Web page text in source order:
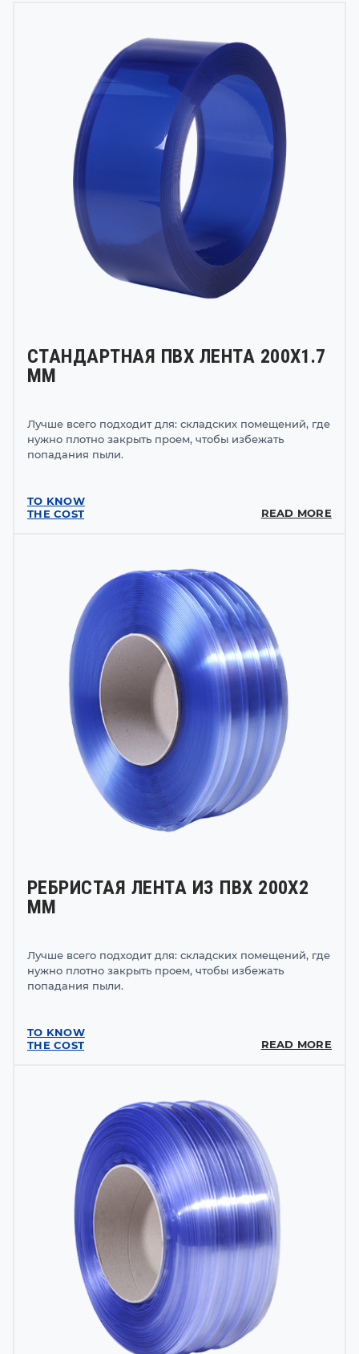
СТАНДАРТНАЯ ПВХ ЛЕНТА 200Х1.7
ММ
Лучше всего подходит для: складских помещений, где
нужно плотно закрыть проем, чтобы избежать
попадания пыли.
TO KNOW
THE COST
READ MORE
РЕБРИСТАЯ ЛЕНТА ИЗ ПВХ 200Х2
ММ
Лучше всего подходит для: складских помещений, где
нужно плотно закрыть проем, чтобы избежать
попадания пыли.
TO KNOW
THE COST
READ MORE